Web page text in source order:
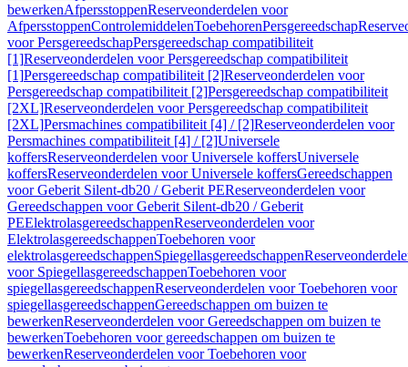
bewerkenAfpersstoppenReserveonderdelen voor
AfpersstoppenControlemiddelenToebehorenPersgereedschap
voor PersgereedschapPersgereedschap compatibiliteit
[1]Reserveonderdelen voor Persgereedschap compatibiliteit
[1]Persgereedschap compatibiliteit [2]Reserveonderdelen voor
Persgereedschap compatibiliteit [2]Persgereedschap compatibiliteit
[2XL]Reserveonderdelen voor Persgereedschap compatibiliteit
[2XL]Persmachines compatibiliteit [4] / [2]Reserveonderdelen voor
Persmachines compatibiliteit [4] / [2]Universele
koffersReserveonderdelen voor Universele koffersUniversele
koffersReserveonderdelen voor Universele koffersGereedschappen
voor Geberit Silent-db20 / Geberit PEReserveonderdelen voor
Gereedschappen voor Geberit Silent-db20 / Geberit
PEElektrolasgereedschappenReserveonderdelen voor
ElektrolasgereedschappenToebehoren voor
elektrolasgereedschappenSpiegellasgereedschappen
voor SpiegellasgereedschappenToebehoren voor
spiegellasgereedschappenReserveonderdelen voor Toebehoren voor
spiegellasgereedschappenGereedschappen om buizen te
bewerkenReserveonderdelen voor Gereedschappen om buizen te
bewerkenToebehoren voor gereedschappen om buizen te
bewerkenReserveonderdelen voor Toebehoren voor